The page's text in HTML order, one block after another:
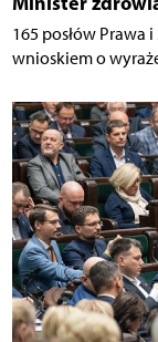
165 posłów Prawa
wnioskiem o